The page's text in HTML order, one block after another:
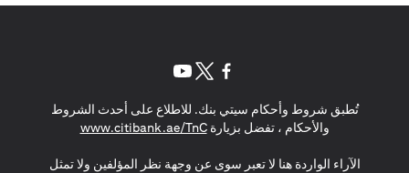
تُطبق شروط وأحكام سيتي بنك. للاطلاع على أحدث الشروط
والأحكام ، تفضل بزيارةwww.citibank.ae/TnC
(opens in a new tab)
الآراء الواردة هنا لا تعبر سوى عن وجهة نظر المؤلفين ولا تمثل